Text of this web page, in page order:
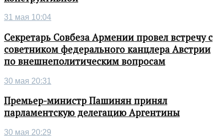
31 мая 10:04
Секретарь Совбеза Армении провел встречу с
советником федерального канцлера Австрии
по внешнеполитическим вопросам
30 мая 20:31
Премьер-министр Пашинян принял
парламентскую делегацию Аргентины
30 мая 20:29